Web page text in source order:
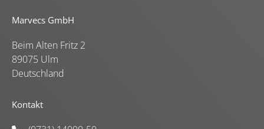
Marvecs GmbH
Beim Alten Fritz 2
89075 Ulm
Deutschland
Kontakt